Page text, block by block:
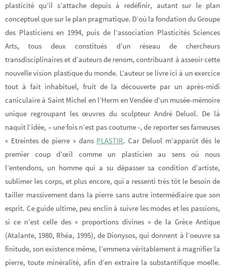
plasticité qu’il s’attache depuis à redéfinir, autant sur le plan
conceptuel que sur le plan pragmatique. D’où la fondation du Groupe
des Plasticiens en 1994, puis de l’association Plasticités Sciences
Arts, tous deux constitués d’un réseau de chercheurs
transdisciplinaires et d’auteurs de renom, contribuant à asseoir cette
nouvelle vision plastique du monde. L’auteur se livre ici à un exercice
tout à fait inhabituel, fruit de la découverte par un après-midi
caniculaire à Saint Michel en l’Herm en Vendée d’un musée-mémoire
unique regroupant les œuvres du sculpteur André Deluol. De là
naquit l’idée, – une fois n’est pas coutume -, de reporter ses fameuses
« Etreintes de pierre » dans PLASTIR. Car Deluol m’apparût dès le
premier coup d’œil comme un plasticien au sens où nous
l’entendons, un homme qui a su dépasser sa condition d’artiste,
sublimer les corps, et plus encore, qui a ressenti très tôt le besoin de
tailler massivement dans la pierre sans autre intermédiaire que son
esprit. Ce guide ultime, peu enclin à suivre les modes et les passions,
si ce n’est celle des « proportions divines » de la Grèce Antique
(Atalante, 1980, Rhéa, 1995), de Dionysos, qui donnent à l’oeuvre sa
finitude, son existence même, l’emmena véritablement à magnifier la
pierre, toute minéralité, afin d’en extraire la substantifique moelle.